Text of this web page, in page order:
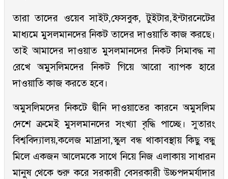
তারা তাদের ওয়েব সাইট,ফেসবুক, টুইটার,ইন্টারনেটের
মাধ্যমে মুসলমানদের নিকট তাদের দাওয়াতি কাজ করছে।
তাই আমাদের দাওয়াত মুসলমানদের নিকট সিমাবদ্ধ না
রেখে অমুসলিমদের নিকট গিয়ে আরো ব্যাপক হারে
দাওয়াতি কাজ করতে হবে।
অমুসলিমদের নিকটে দ্বীনি দাওয়াতের কারনে অমুসলিম
দেশে ক্রমেই মুসলমানদের সংখ্যা বৃদ্ধি পাচ্ছে। সুতারং
বিশ্ববিদ্যালয়,কলেজ মাদ্রাসা,স্কুল বন্ধ থাকাবস্থায় কিছু বন্ধু
মিলে একজন আলেমকে সাথে নিয়ে নিজ এলাকায় সাধারন
মানুষ থেকে শুরু করে সরকারী বেসরকারী উচ্চপদমর্যাদার